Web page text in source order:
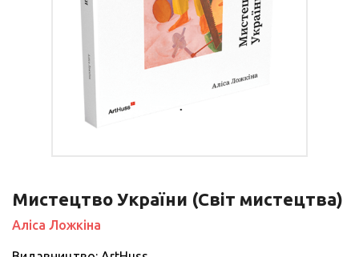
Мистецтво України (Світ мистецтва)
Аліса Ложкіна